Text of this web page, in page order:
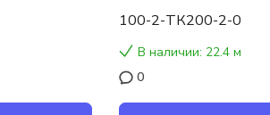
100-2-ТК200-2-0
В наличии: 22.4 м
0